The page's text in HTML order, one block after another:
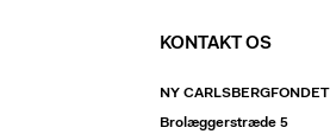
KONTAKT OS
NY CARLSBERGFONDET
Brolæggerstræde 5